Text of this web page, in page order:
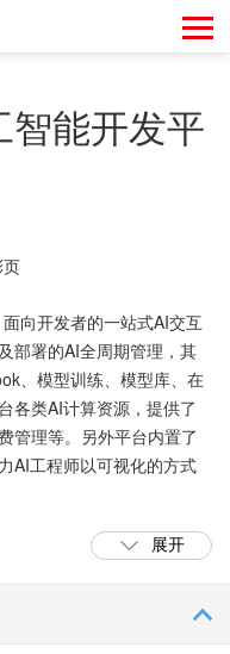
能开发平
向开发者的一站式AI交互
部署的AI全周期管理，其
、模型训练、模型库、在
各类AI计算资源，提供了
管理等。另外平台内置了
AI工程师以可视化的方式
展开